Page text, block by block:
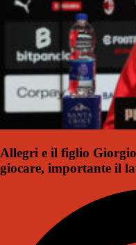
Allegri e il figlio
giocare, importante il